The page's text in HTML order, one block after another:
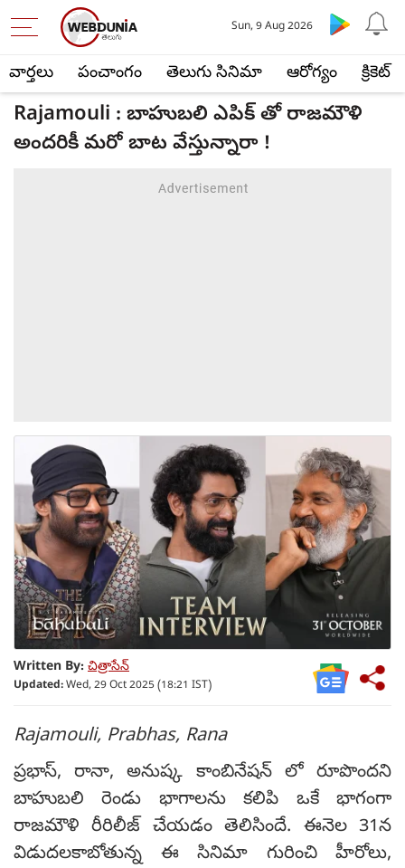
వార్తలు పంచాంగం తెలుగు సినిమా ఆరోగ్యం క్రికెట్
Sun, 9 Aug 2026
Rajamouli : బాహుబలి ఎపిక్ తో రాజమౌళి
అందరికీ మరో బాట వేస్తున్నారా !
Written By: చిత్రాసేన్
Updated:Wed, 29 Oct 2025 (18:21 IST)
Rajamouli, Prabhas, Rana
ప్రభాస్, రానా, అనుష్క కాంబినేషన్ లో రూపొందని
బాహుబలి రెండు భాగాలను కలిపి ఒకే భాగంగా
రాజమౌళి రీరిలీజ్ చేయడం తెలిసిందే. ఈనెల 31న
విడుదలకాబోతున్న ఈ సినిమా గురించి హీరోలు,